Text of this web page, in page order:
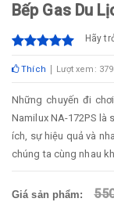
Bếp Gas Du
Hãy
Thích Lượt xem:
Những chuyến đi
Namilux NA-172PS là
ích, sự hiệu quả và
chúng ta cùng nhau
Giá sản phẩm: